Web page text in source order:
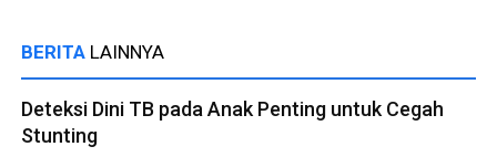
BERITA LAINNYA
Deteksi Dini TB pada Anak Penting untuk Cegah
Stunting